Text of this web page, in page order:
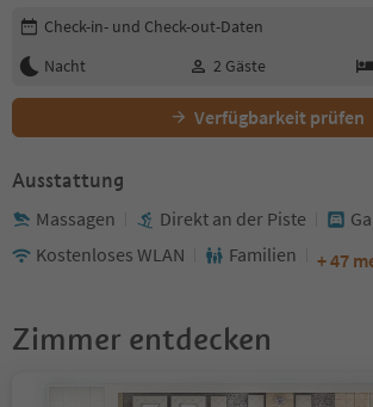
Buchungsdetails bearbeiten
Check-in- und Check-out-Daten
Nacht
2 Gäste
Verfügbarkeit prüfen
Ausstattung
Massagen Direkt an der Piste
Kostenloses WLAN
Familien + 47
Zimmer entdecken